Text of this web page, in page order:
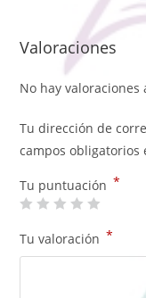
Valoraciones
No hay valoraciones
Tu dirección de
campos obligatorios
Tu puntuación *
Tu valoración *